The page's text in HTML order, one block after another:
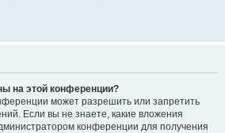
на этой конференции?
может разрешить или запретить
Если вы не знаете, какие вложения
конференции для получения